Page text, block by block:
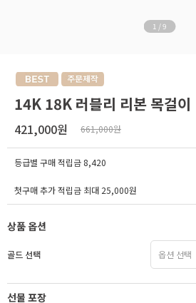
1 /9
14K 18K 러블리 리본 목걸이
421,000원 661,000원
등급별 구매 적립금 8,420
첫구매 추가 적립금 최대 25,000원
상품 옵션
골드 선택
선물 포장